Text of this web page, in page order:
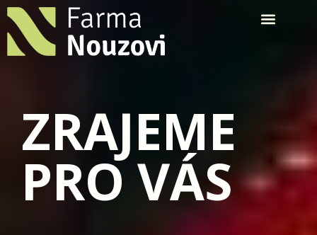
ZRAJEME
PRO VÁS